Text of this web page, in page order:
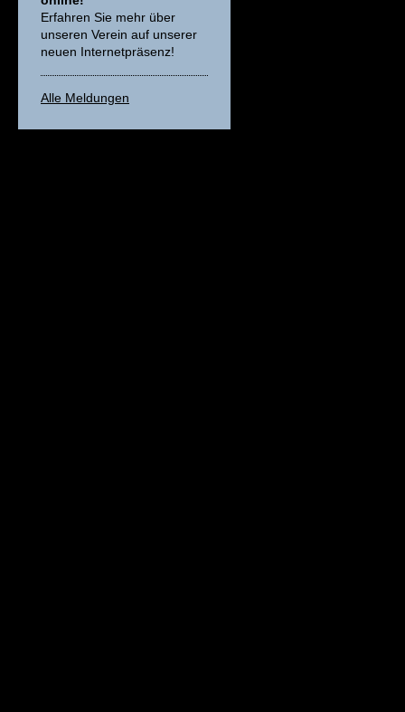
Erfahren Sie mehr über
unseren Verein auf unserer
neuen Internetpräsenz!
Alle Meldungen